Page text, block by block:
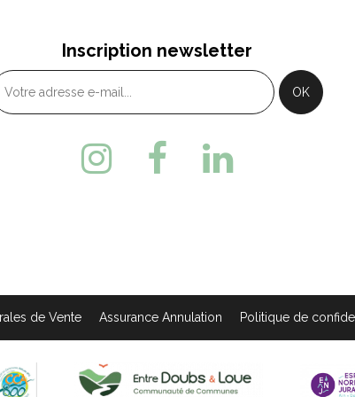
de la Gare - 25300
81 46 48 33
3 Bis, Rue de la Varée -
MOUTHE
+33 (0)3 81 69 22 78
Inscription newsletter
de Vente Assurance Annulation Politique de